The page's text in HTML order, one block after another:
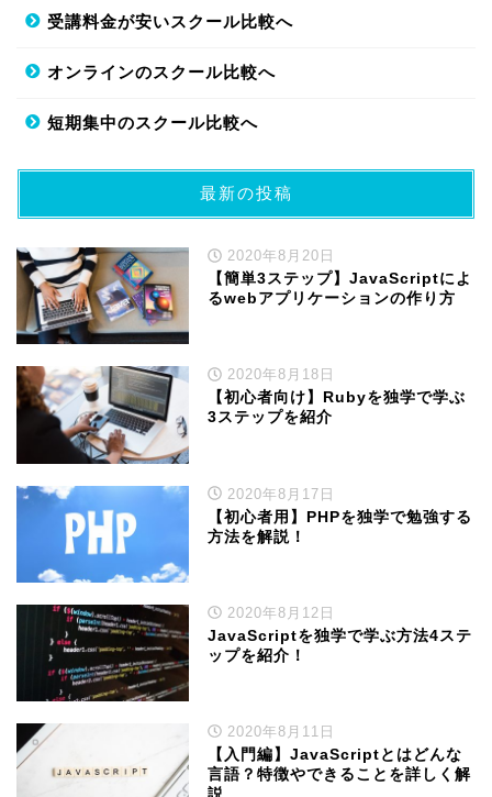
受講料金が安いスクール比較へ
オンラインのスクール比較へ
短期集中のスクール比較へ
最新の投稿
2020年8月20日
【簡単3ステップ】JavaScriptによ
るwebアプリケーションの作り方
2020年8月18日
【初心者向け】Rubyを独学で学ぶ
3ステップを紹介
2020年8月17日
【初心者用】PHPを独学で勉強する
方法を解説！
2020年8月12日
JavaScriptを独学で学ぶ方法4ステ
ップを紹介！
2020年8月11日
【入門編】JavaScriptとはどんな
言語？特徴やできることを詳しく解